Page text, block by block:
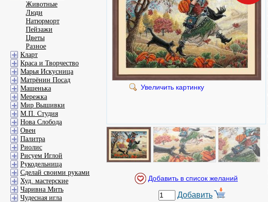
Увеличить картинку
Добавить
Животные
Люди
Натюрморт
Пейзажи
Цветы
Разное
Кларт
Краса и Творчество
Марья Искусница
Матрёнин Посад
Машенька
Мережка
Мир Вышивки
М.П. Студия
Нова Слобода
Овен
Палитра
Риолис
Рисуем Иглой
Рукодельница
Сделай своими руками
Худ. мастерские
Чаривна Мить
Чудесная игла